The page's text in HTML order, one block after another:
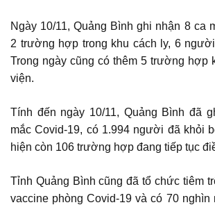
Ngày 10/11, Quảng Bình ghi nhận 8 ca
2 trường hợp trong khu cách ly, 6
Trong ngày cũng có thêm 5 trường hợp
viện.
Tính đến ngày 10/11, Quảng Bình đã
mắc Covid-19, có 1.994 người đã khỏi
hiện còn 106 trường hợp đang tiếp tục
Tỉnh Quảng Bình cũng đã tổ chức tiêm
vaccine phòng Covid-19 và có 70